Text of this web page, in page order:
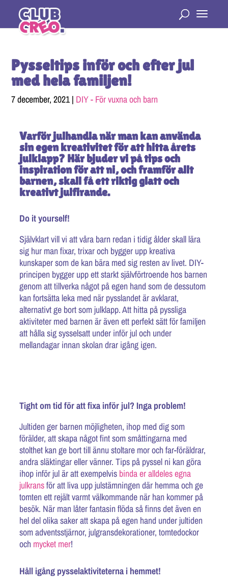
Pysseltips inför och efter jul
med hela familjen!
7 december, 2021 | DIY - För vuxna och barn
Varför julhandla när man kan använda
sin egen kreativitet för att hitta årets
julklapp? Här bjuder vi på tips och
inspiration för att ni, och framför allt
barnen, skall få ett riktig glatt och
kreativt julfirande.
Do it yourself!
Självklart vill vi att våra barn redan i tidig ålder skall lära
sig hur man fixar, trixar och bygger upp kreativa
kunskaper som de kan bära med sig resten av livet. DIY-
principen bygger upp ett starkt självförtroende hos barnen
genom att tillverka något på egen hand som de dessutom
kan fortsätta leka med när pysslandet är avklarat,
alternativt ge bort som julklapp. Att hitta på pyssliga
aktiviteter med barnen är även ett perfekt sätt för familjen
att hålla sig sysselsatt under inför jul och under
mellandagar innan skolan drar igång igen.
Tight om tid för att fixa inför jul? Inga problem!
Jultiden ger barnen möjligheten, ihop med dig som
förälder, att skapa något fint som småttingarna med
stolthet kan ge bort till ännu stoltare mor och far-föräldrar,
andra släktingar eller vänner. Tips på pyssel ni kan göra
ihop inför jul är att exempelvis binda er alldeles egna
julkransför att liva upp julstämningen där hemma och ge
tomten ett rejält varmt välkommande när han kommer på
besök. När man låter fantasin flöda så finns det även en
hel del olika saker att skapa på egen hand under jultiden
som adventsstjärnor, julgransdekorationer, tomtedockor
och mycket mer!
Håll igång pysselaktiviteterna i hemmet!